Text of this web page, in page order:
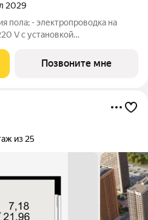
2029
пола; - электропроводка на
V с установкой
щита в квартире,
Позвоните мне
из 25